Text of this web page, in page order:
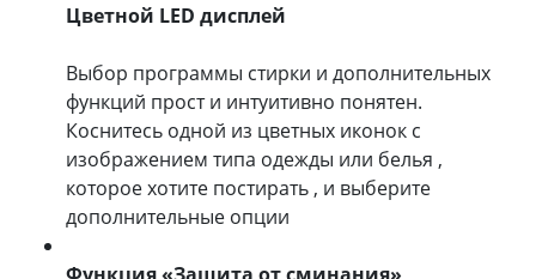
Цветной LED дисплей
Выбор программы стирки и дополнительных
функций прост и интуитивно понятен.
Коснитесь одной из цветных иконок с
изображением типа одежды или белья ,
которое хотите постирать , и выберите
дополнительные опции